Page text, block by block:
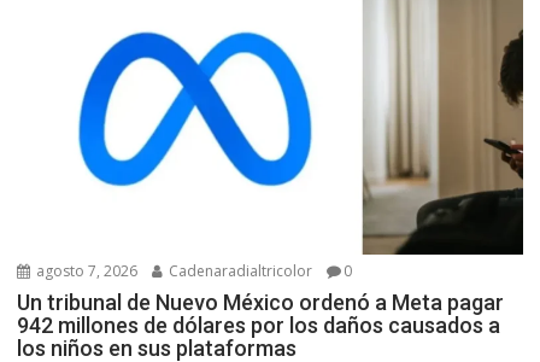
agosto 7, 2026 Cadenaradialtricolor 0
Un tribunal de Nuevo México ordenó a Meta pagar
942 millones de dólares por los daños causados a
los niños en sus plataformas